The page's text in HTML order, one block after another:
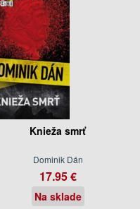
Knieža smrť
Dominik Dán
17.95 €
Na sklade